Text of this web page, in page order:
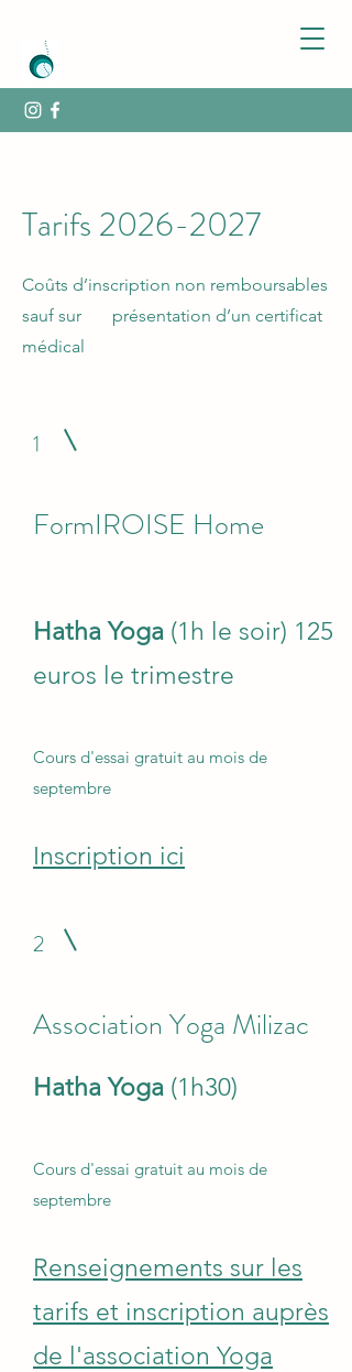
Tarifs 2026-2027
Coûts d’inscription non remboursables
sauf sur présentation d’un certificat
médical
1
FormIROISE Home
Hatha Yoga (1h le soir) 125
euros le trimestre
Cours d'essai gratuit au mois de
septembre
Inscription ici
2
Association Yoga Milizac
Hatha Yoga (1h30)
Cours d'essai gratuit au mois de
septembre
Renseignements sur les
tarifs et inscription auprès
de l'association Yoga